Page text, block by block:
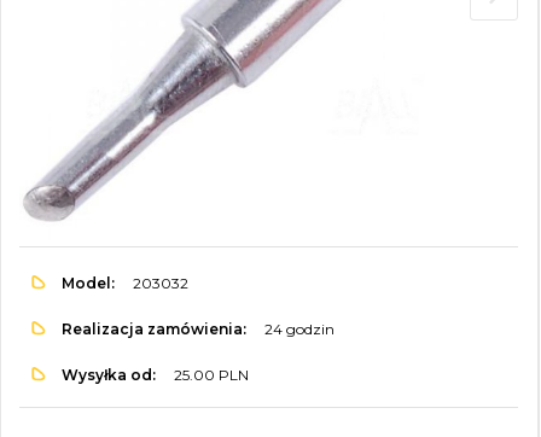
Model: 203032
Realizacja zamówienia: 24 godzin
Wysyłka od: 25.00 PLN